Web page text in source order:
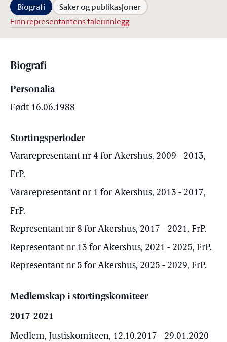
Biografi Saker og publikasjoner
Finn representantens talerinnlegg
Biografi
Personalia
Født 16.06.1988
Stortingsperioder
Vararepresentant nr 4 for Akershus, 2009 - 2013,
FrP.
Vararepresentant nr 1 for Akershus, 2013 - 2017,
FrP.
Representant nr 8 for Akershus, 2017 - 2021, FrP.
Representant nr 13 for Akershus, 2021 - 2025, FrP.
Representant nr 5 for Akershus, 2025 - 2029, FrP.
Medlemskap i stortingskomiteer
2017-2021
Medlem, Justiskomiteen, 12.10.2017 - 29.01.2020